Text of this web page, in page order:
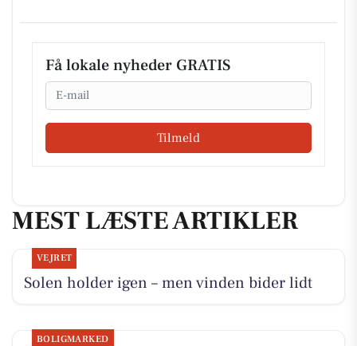
Få lokale nyheder GRATIS
Email
Tilmeld
MEST LÆSTE ARTIKLER
VEJRET
Solen holder igen – men vinden bider lidt
BOLIGMARKED